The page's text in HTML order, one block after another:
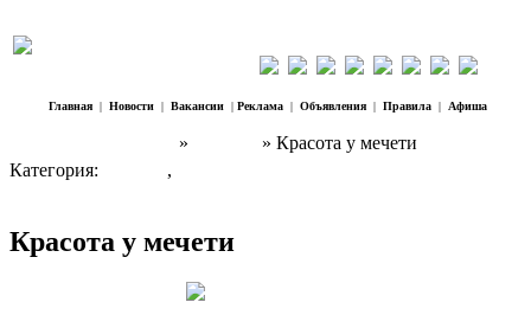
Главная | Новости | Вакансии | Реклама | Объявления | Правила | Афиша
»
» Красота у мечети
Категория:
,
Красота у мечети